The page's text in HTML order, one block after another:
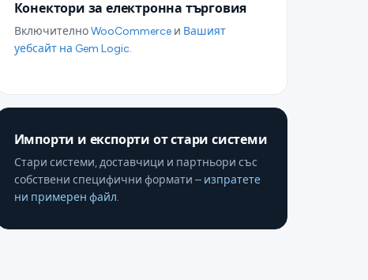
Конектори за електронна търговия
ВключителноWooCommerceи Вашият
уебсайт на Gem Logic.
Импорти и експорти от стари системи
Стари системи, доставчици и партньори със
собствени специфични формати – изпратете
ни примерен файл.